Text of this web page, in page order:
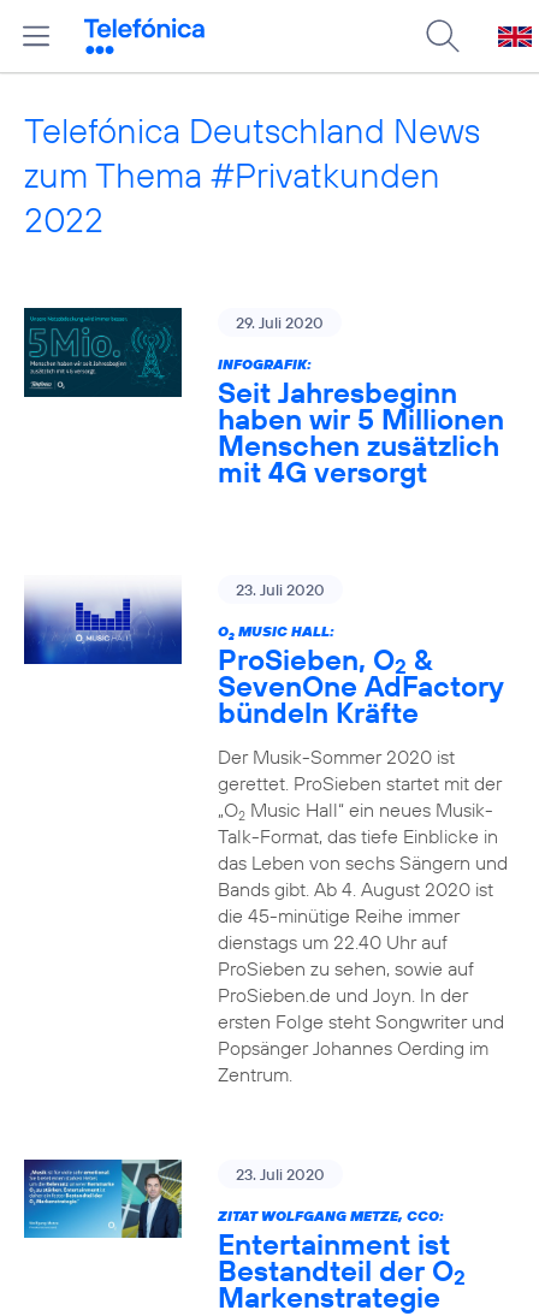
Telefónica Deutschland News
zum Thema #Privatkunden
2022
29. Juli 2020
INFOGRAFIK:
Seit Jahresbeginn
haben wir 5 Millionen
Menschen zusätzlich
mit 4G versorgt
23. Juli 2020
O2MUSIC HALL:
ProSieben, O2 &
SevenOne AdFactory
bündeln Kräfte
Der Musik-Sommer 2020 ist
gerettet. ProSieben startet mit der
„O2Music Hall“ ein neues Musik-
Talk-Format, das tiefe Einblicke in
das Leben von sechs Sängern und
Bands gibt. Ab 4. August 2020 ist
die 45-minütige Reihe immer
dienstags um 22.40 Uhr auf
ProSieben zu sehen, sowie auf
ProSieben.de und Joyn. In der
ersten Folge steht Songwriter und
Popsänger Johannes Oerding im
Zentrum.
23. Juli 2020
ZITAT WOLFGANG METZE, CCO:
Entertainment ist
Bestandteil der O2
Markenstrategie